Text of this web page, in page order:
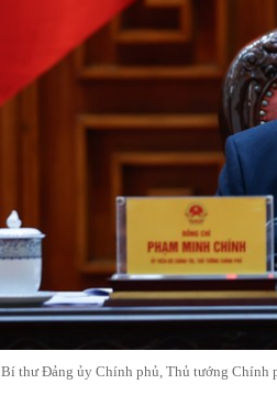
Bí thư Đảng ủy Chính phủ, Thủ tướng Chính